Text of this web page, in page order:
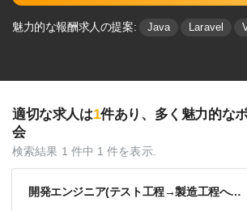
魅力的な報酬求人の提案: Java Laravel
適切な求人は1件あり、多く魅⼒的な
会
検索結果 1 件中 1 件を表示.
開発エンジニア(テスト工程→製造工程へのスキルアップ希望)